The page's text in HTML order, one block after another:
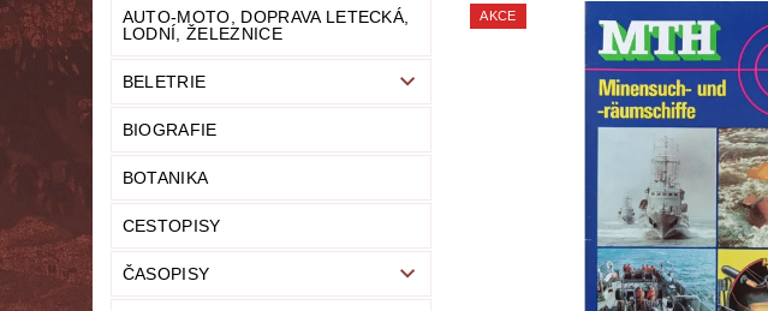
DETEKTIVKY DIVADLO DOBRODRUŽNÉ DVOJJAZYČNÉ
FANTASY GRAMOFONOVÉ DESKY LP
LITERATURA NAUČNÁ LITERATURA TECHNICKÁ LITERATURA
AUTO-MOTO, DOPRAVA LETECKÁ,
LODNÍ, ŽELEZNICE
BELETRIE
BIOGRAFIE
BOTANIKA
CESTOPISY
ČASOPISY
AKCE